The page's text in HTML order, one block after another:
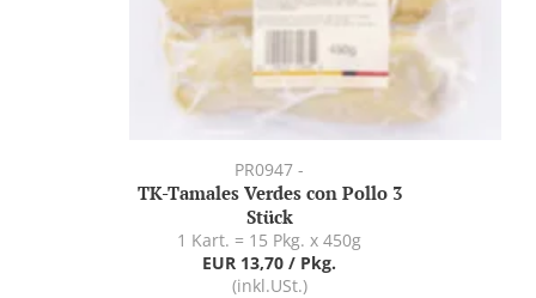
PR0947 -
TK-Tamales Verdes con Pollo 3
Stück
1 Kart. = 15 Pkg. x 450g
EUR 13,70 / Pkg.
(inkl.USt.)